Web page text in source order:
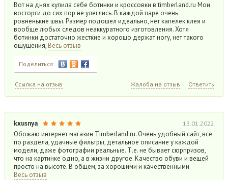
Вот на днях купила себе ботинки и кроссовки в timberland.ru Мои
восторги до сих пор не улеглись. В каждой паре очень
ровненькие швы. Размер подошел идеально, нет капелек клея и
вообще любых следов неаккуратного изготовления. Хотя
ботинки достаточно жесткие и хорошо держат ногу, нет такого
ощущения, Весь отзыв
Поделиться:
Ссылка на отзыв Жалоба на отзыв Ответить
kxusnya 13.01.2022
Обожаю интернет магазин Timberland.ru. Очень удобный сайт, все
по раздела, удачные фильтры, детальное описание у каждой
модели, даже фотографии реальные. Т.е. не бывает сюрпризов,
что на картинке одно, а в жизни другое. Качество обуви и вещей
просто на высоте. В общем, за хорошими и качественными
Весь отзыв